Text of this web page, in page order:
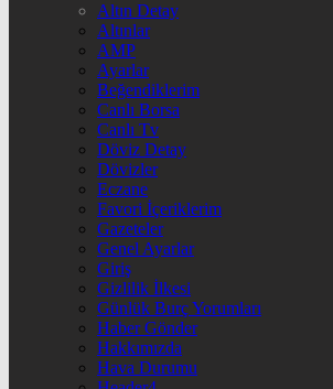
Altın Detay
Altınlar
AMP
Ayarlar
Beğendiklerim
Canlı Borsa
Canlı Tv
Döviz Detay
Dövizler
Eczane
Favori İçeriklerim
Gazeteler
Genel Ayarlar
Giriş
Gizlilik İlkesi
Günlük Burç Yorumları
Haber Gönder
Hakkımızda
Hava Durumu